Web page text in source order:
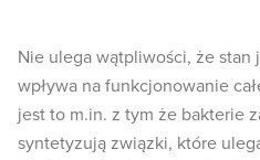
Nie ulega wątpliwości, że
wpływa na funkcjonowanie
jest to m.in. z tym że bakterie
syntetyzują związki, które